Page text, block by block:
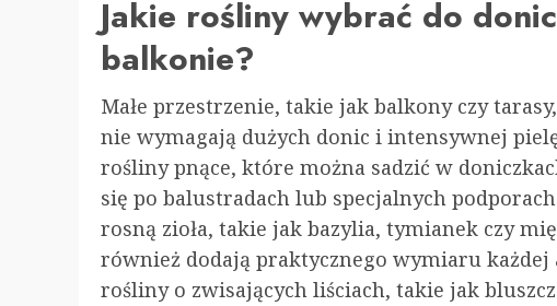
Jakie rośliny wybrać do
balkonie?
Małe przestrzenie, takie jak balkony czy
nie wymagają dużych donic i intensywnej
rośliny pnące, które można sadzić w
się po balustradach lub specjalnych
rosną zioła, takie jak bazylia, tymianek czy
również dodają praktycznego wymiaru
rośliny o zwisających liściach, takie jak